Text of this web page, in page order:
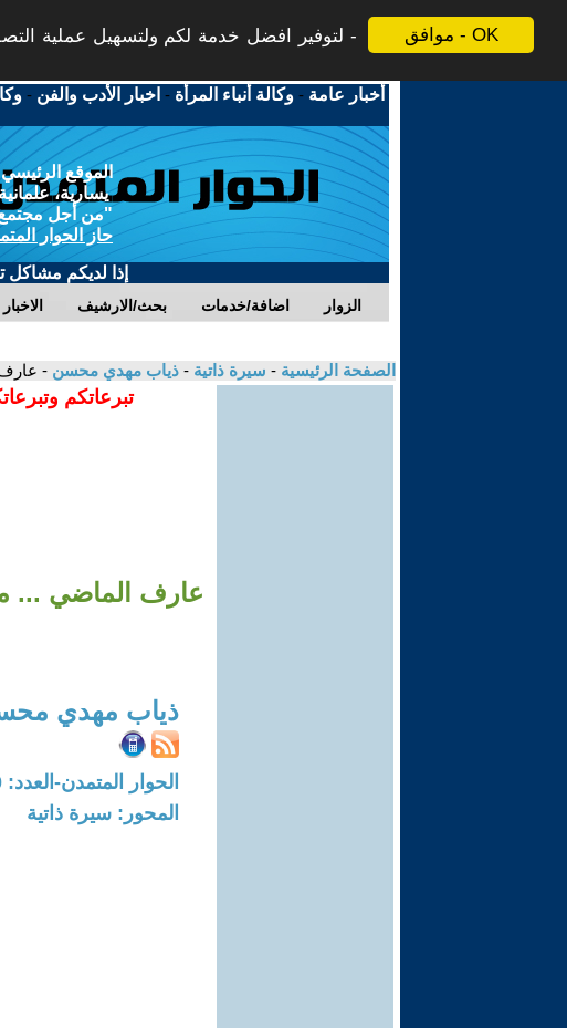
موافق - OK
لتوفير افضل خدمة لكم ولتسهيل عملية
أخبار عامة -وكالة أنباء المرأة - اخبار الأدب والفن -
الموقع
يسارية،
"من أجل مجتمع
حاز الحوار
إذا لديكم مشاكل
الاخبار بحث/الارشيف اضافة/خدمات الزوار
الصفحة الرئيسية - سيرة ذاتية - ذياب مهدي محسن -
تبرعاتكم
عارف الماضي ...
ذياب مهدي
الحوار المتمدن-العدد: 5470 - 2017 / 3 / 24 - 12:48
المحور: سيرة ذاتية